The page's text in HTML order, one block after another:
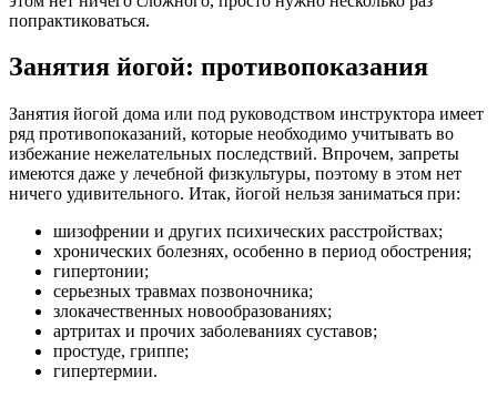
попрактиковаться.
Занятия йогой: противопоказания
Занятия йогой дома или под руководством инструктора имеет
ряд противопоказаний, которые необходимо учитывать во
избежание нежелательных последствий. Впрочем, запреты
имеются даже у лечебной физкультуры, поэтому в этом нет
ничего удивительного. Итак, йогой нельзя заниматься при:
шизофрении и других психических расстройствах;
хронических болезнях, особенно в период обострения;
гипертонии;
серьезных травмах позвоночника;
злокачественных новообразованиях;
артритах и прочих заболеваниях суставов;
простуде, гриппе;
гипертермии.